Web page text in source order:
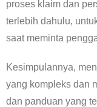
proses klaim dan
terlebih dahulu,
saat meminta
Kesimpulannya,
yang kompleks dan
dan panduan yang